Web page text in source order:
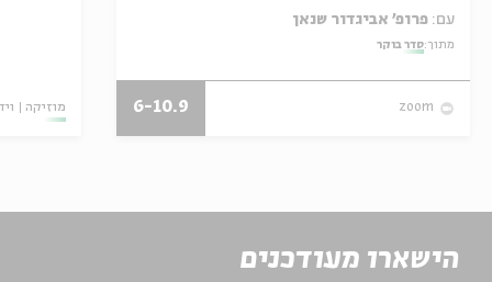
עם:
מתוך:סדר בוקר
zoom
6-10.9 מוזיקה
הישארו מעודכנים